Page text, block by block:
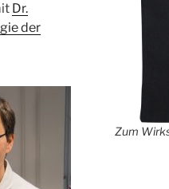
Dr.
der
Zum